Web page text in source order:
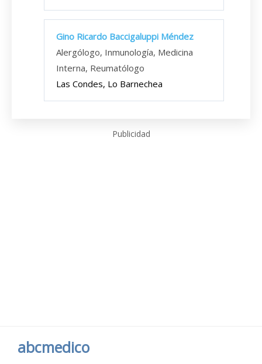
Gino Ricardo Baccigaluppi Méndez
Alergólogo, Inmunología, Medicina
Interna, Reumatólogo
Las Condes, Lo Barnechea
Publicidad
abcmedico